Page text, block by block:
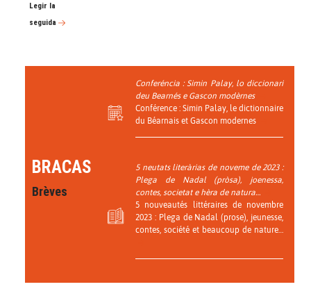
Legir la
seguida
BRACAS
Brèves
Conferéncia : Simin Palay, lo diccionari
deu Bearnés e Gascon modèrnes
Conférence : Simin Palay, le dictionnaire
du Béarnais et Gascon modernes
5 neutats literàrias de noveme de 2023 :
Plega de Nadal (pròsa), joenessa,
contes, societat e hèra de natura…
5 nouveautés littéraires de novembre
2023 : Plega de Nadal (prose), jeunesse,
contes, société et beaucoup de nature…